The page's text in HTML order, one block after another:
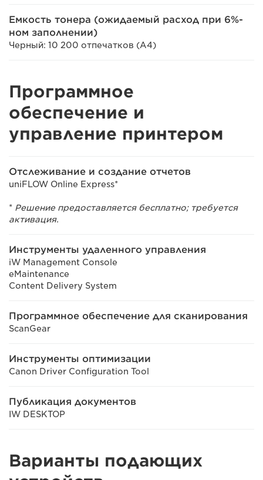
Емкость тонера (ожидаемый расход при 6%-
ном заполнении)
Черный: 10 200 отпечатков (A4)
Программное
обеспечение и
управление принтером
Отслеживание и создание отчетов
uniFLOW Online Express*
* Решение предоставляется бесплатно; требуется
активация.
Инструменты удаленного управления
iW Management Console
eMaintenance
Content Delivery System
Программное обеспечение для сканирования
ScanGear
Инструменты оптимизации
Canon Driver Configuration Tool
Публикация документов
IW DESKTOP
Варианты подающих